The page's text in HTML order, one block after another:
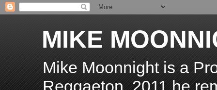
MIKE
Mike Moonnight is a
Reggaeton. 2011 he